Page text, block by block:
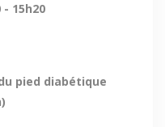
- 15h20
pied diabétique